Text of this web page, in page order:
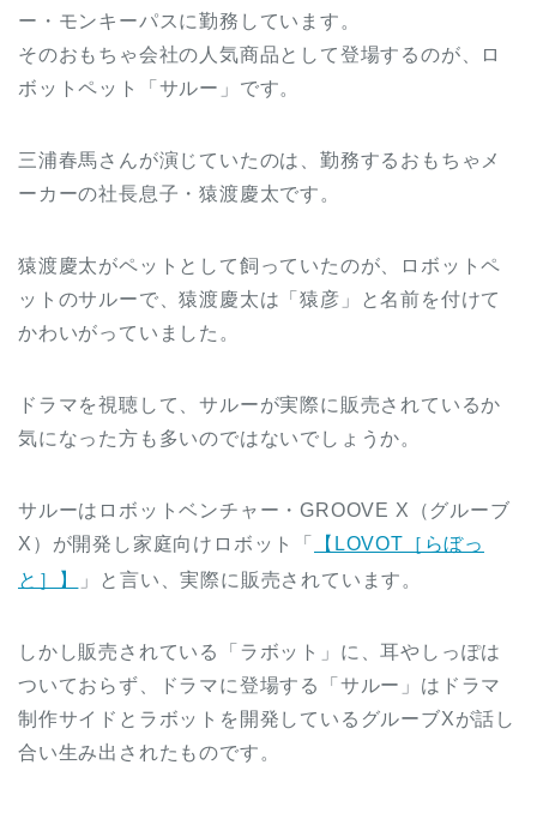
ー・モンキーパスに勤務しています。
そのおもちゃ会社の人気商品として登場するのが、ロ
ボットペット「サルー」です。
三浦春馬さんが演じていたのは、勤務するおもちゃメ
ーカーの社長息子・猿渡慶太です。
猿渡慶太がペットとして飼っていたのが、ロボットペ
ットのサルーで、猿渡慶太は「猿彦」と名前を付けて
かわいがっていました。
ドラマを視聴して、サルーが実際に販売されているか
気になった方も多いのではないでしょうか。
サルーはロボットベンチャー・GROOVE X（グルーブ
X）が開発し家庭向けロボット「
【LOVOT［らぼっ
と］】
」と言い、実際に販売されています。
しかし販売されている「ラボット」に、耳やしっぽは
ついておらず、ドラマに登場する「サルー」はドラマ
制作サイドとラボットを開発しているグルーブXが話し
合い生み出されたものです。